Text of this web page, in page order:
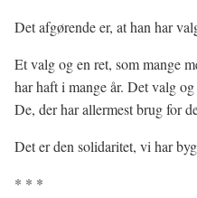
Det afgørende er, at han har
Et valg og en ret, som mange
har haft i mange år. Det valg
De, der har allermest brug for
Det er den solidaritet, vi har
* * *